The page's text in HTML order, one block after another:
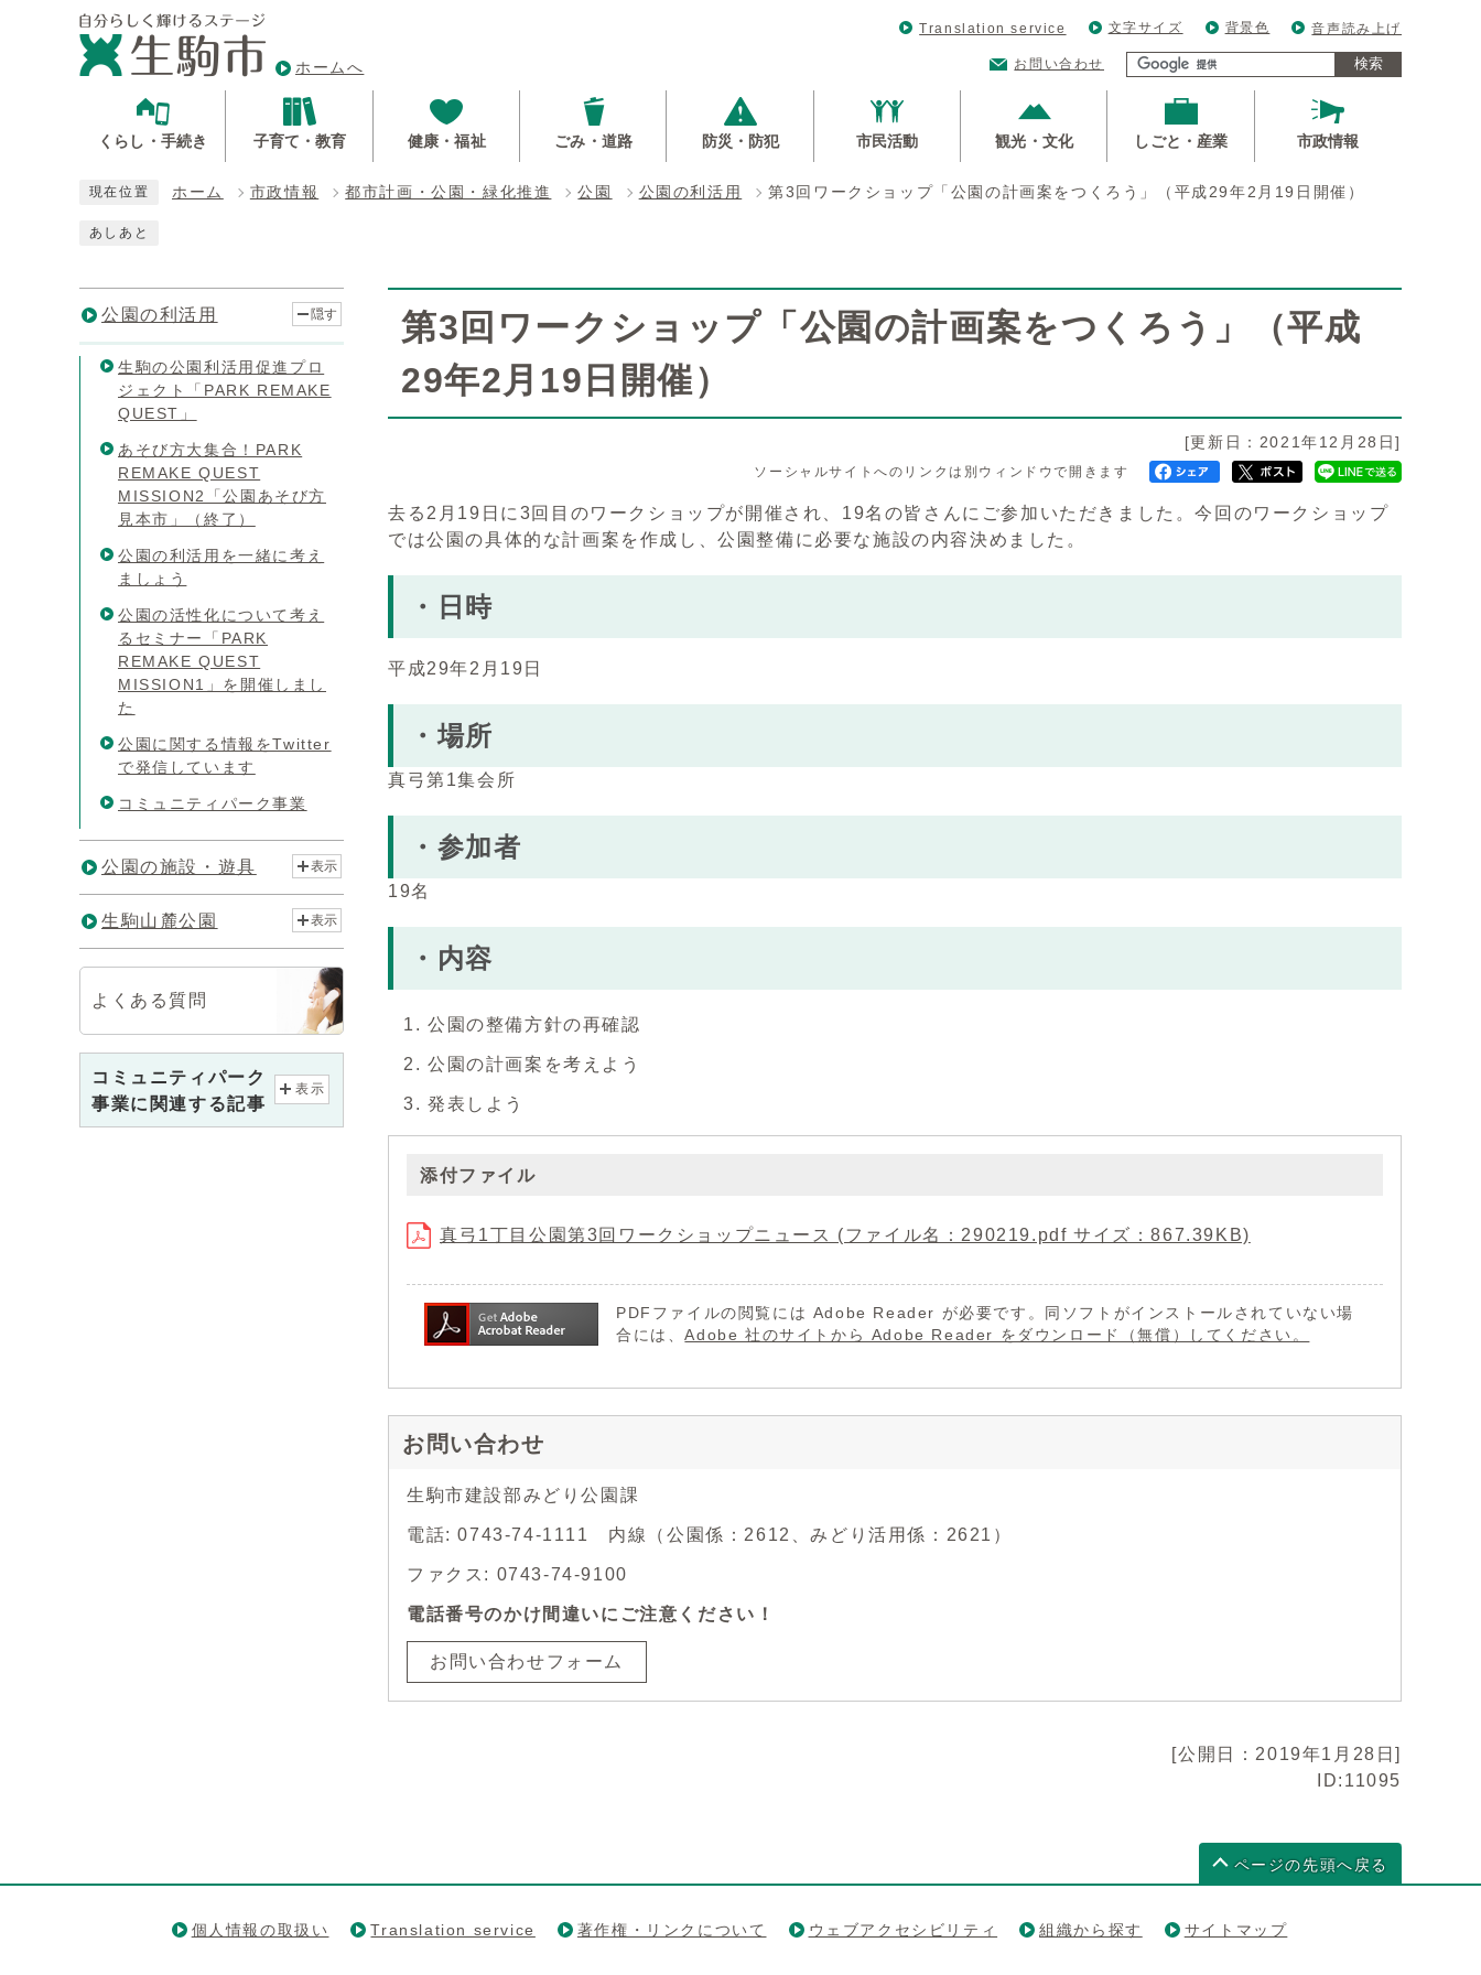
ホームへ
Translation service 文字サイズ 背景色 音声読み上げ
お問い合わせ 検索
くらし・手続き 子育て・教育 健康・福祉 ごみ・道路 防災・防犯 市民活動 観光・文化 しごと・産業 市政情報
現在位置 ホーム 市政情報 都市計画・公園・緑化推進 公園 公園の利活用 第3回ワークショップ「公園の計画案をつくろう」（平成29年2月19日開催）
あしあと
第3回ワークショップ「公園の計画案をつくろう」（平成
29年2月19日開催）
[更新日：2021年12月28日]
ソーシャルサイトへのリンクは別ウィンドウで開きます
去る2月19日に3回目のワークショップが開催され、19名の皆さんにご参加いただきました。今回のワークショップ
では公園の具体的な計画案を作成し、公園整備に必要な施設の内容決めました。
・日時
平成29年2月19日
・場所
真弓第1集会所
・参加者
19名
・内容
公園の整備方針の再確認
公園の計画案を考えよう
発表しよう
添付ファイル
真弓1丁目公園第3回ワークショップニュース (ファイル名：290219.pdf サイズ：867.39KB)
PDFファイルの閲覧には Adobe Reader が必要です。同ソフトがインストールされていない場
合には、Adobe 社のサイトから Adobe Reader をダウンロード（無償）してください。
お問い合わせ
生駒市建設部みどり公園課
電話: 0743-74-1111 内線（公園係：2612、みどり活用係：2621）
ファクス: 0743-74-9100
電話番号のかけ間違いにご注意ください！
お問い合わせフォーム
公園の利活用 隠す
生駒の公園利活用促進プロ
ジェクト「PARK REMAKE
QUEST」
あそび方大集合！PARK
REMAKE QUEST
MISSION2「公園あそび方
見本市」（終了）
公園の利活用を一緒に考え
ましょう
公園の活性化について考え
るセミナー「PARK
REMAKE QUEST
MISSION1」を開催しまし
た
公園に関する情報をTwitter
で発信しています
コミュニティパーク事業
公園の施設・遊具 表示
生駒山麓公園 表示
よくある質問
コミュニティパーク
事業に関連する記事
表示
[公開日：2019年1月28日]
ID:11095
ページの先頭へ戻る
個人情報の取扱い Translation service 著作権・リンクについて ウェブアクセシビリティ 組織から探す サイトマップ